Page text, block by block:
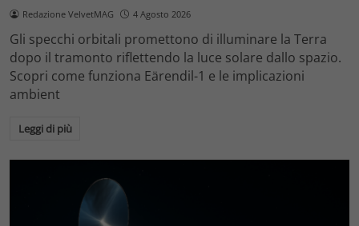
Redazione VelvetMAG 4 Agosto 2026
Gli specchi orbitali promettono di illuminare la Terra
dopo il tramonto riflettendo la luce solare dallo spazio.
Scopri come funziona Eärendil-1 e le implicazioni
ambient
Leggi di più